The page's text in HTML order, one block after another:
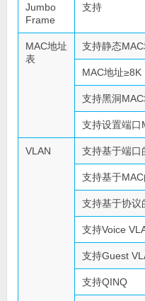
Jumbo
Frame
支持
MAC地址
表
支持静态
MAC地址≥8K
支持黑洞
支持设置端口
VLAN 支持基于端口
支持基于
支持基于协议
支持Voice
支持Guest
支持QINQ